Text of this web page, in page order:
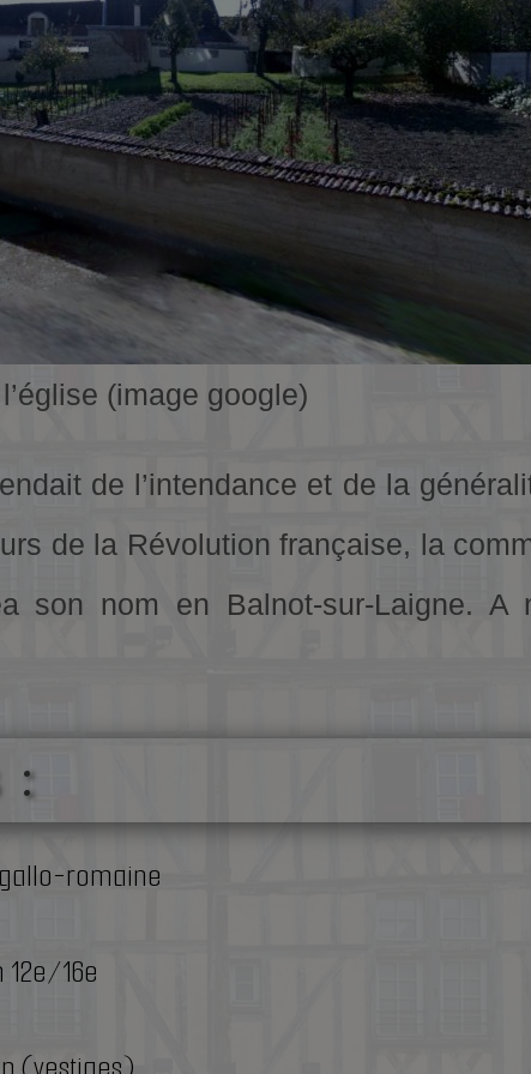
(image google)
de l’intendance et de la
de la Révolution française, la
son nom en Balnot-sur-Laigne. A
:
romaine
12e/16e